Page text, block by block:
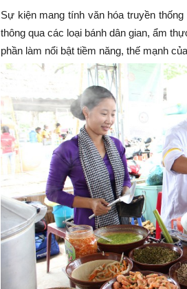
Sự kiện mang tính văn hóa truyền
thông qua các loại bánh dân gian, ẩm
phần làm nổi bật tiềm năng, thế mạnh